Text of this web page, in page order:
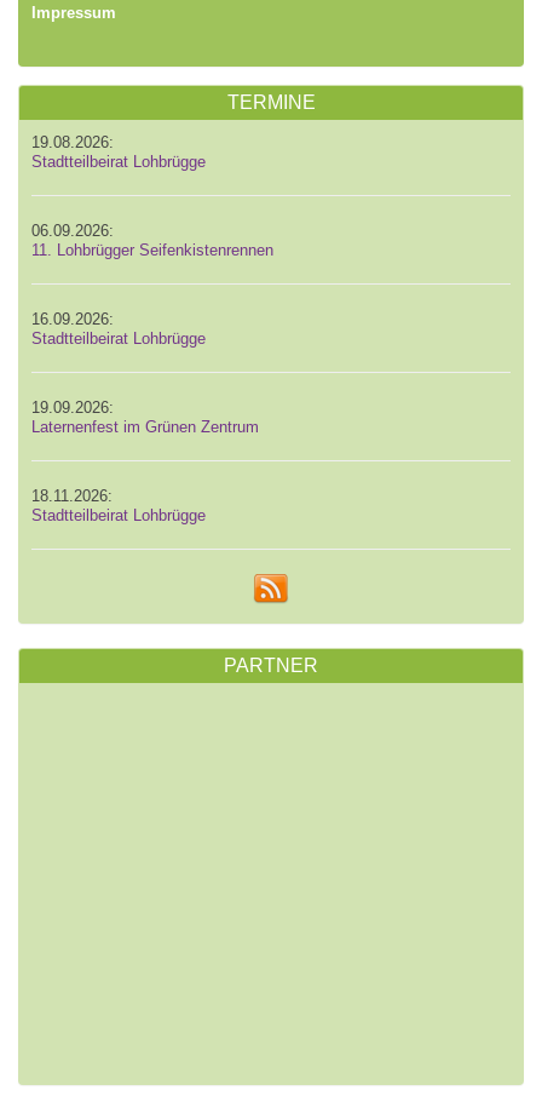
Impressum
TERMINE
19.08.2026:
Stadtteilbeirat Lohbrügge
06.09.2026:
11. Lohbrügger Seifenkistenrennen
16.09.2026:
Stadtteilbeirat Lohbrügge
19.09.2026:
Laternenfest im Grünen Zentrum
18.11.2026:
Stadtteilbeirat Lohbrügge
PARTNER